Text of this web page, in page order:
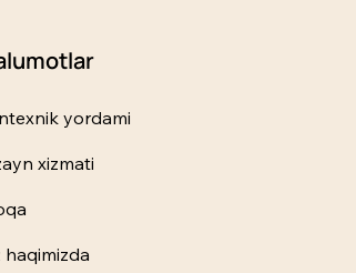
yordami
xizmati
haqimizda